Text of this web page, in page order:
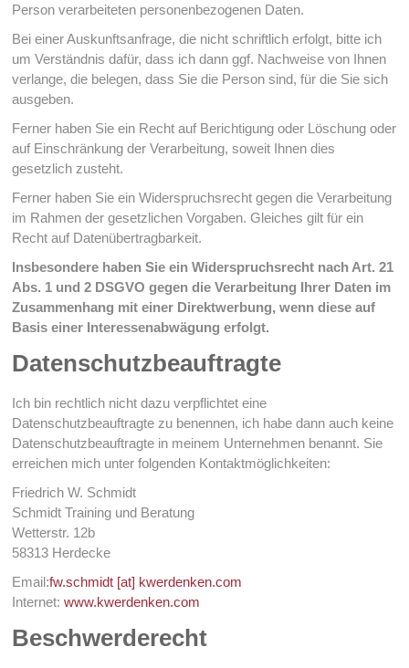
Person verarbeiteten personenbezogenen Daten.
Bei einer Auskunftsanfrage, die nicht schriftlich erfolgt, bitte ich
um Verständnis dafür, dass ich dann ggf. Nachweise von Ihnen
verlange, die belegen, dass Sie die Person sind, für die Sie sich
ausgeben.
Ferner haben Sie ein Recht auf Berichtigung oder Löschung oder
auf Einschränkung der Verarbeitung, soweit Ihnen dies
gesetzlich zusteht.
Ferner haben Sie ein Widerspruchsrecht gegen die Verarbeitung
im Rahmen der gesetzlichen Vorgaben. Gleiches gilt für ein
Recht auf Datenübertragbarkeit.
Insbesondere haben Sie ein Widerspruchsrecht nach Art. 21
Abs. 1 und 2 DSGVO gegen die Verarbeitung Ihrer Daten im
Zusammenhang mit einer Direktwerbung, wenn diese auf
Basis einer Interessenabwägung erfolgt.
Datenschutzbeauftragte
Ich bin rechtlich nicht dazu verpflichtet eine
Datenschutzbeauftragte zu benennen, ich habe dann auch keine
Datenschutzbeauftragte in meinem Unternehmen benannt. Sie
erreichen mich unter folgenden Kontaktmöglichkeiten:
Friedrich W. Schmidt
Schmidt Training und Beratung
Wetterstr. 12b
58313 Herdecke
Email:fw.schmidt [at] kwerdenken.com
Internet:www.kwerdenken.com
Beschwerderecht